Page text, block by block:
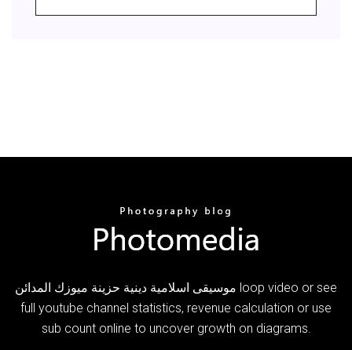
موسيقى اسلامية دينية حزينة ميوزك المدائن loop video or see
full youtube channel statistics, revenue calculation or use
sub count online to uncover growth on diagrams.